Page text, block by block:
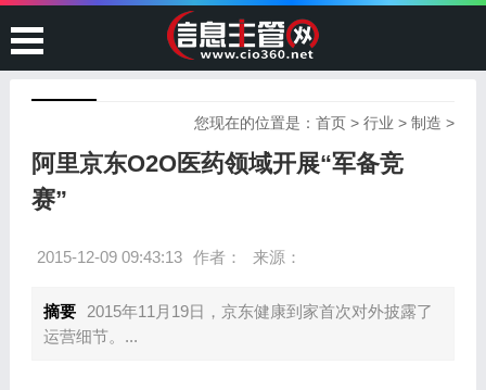
您现在的位置是：首页 >行业 >制造 >
阿里京东O2O医药领域开展“军备竞
赛”
2015-12-09 09:43:13 作者： 来源：
摘要
2015年11月19日，京东健康到家首次对外披露了
运营细节。...